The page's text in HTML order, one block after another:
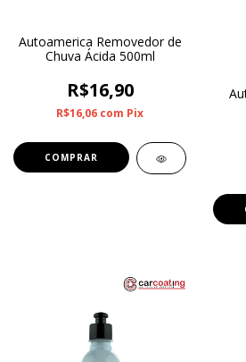
Autoamerica Removedor de
Chuva Ácida 500ml
R$16,90
R$16,06 com Pix